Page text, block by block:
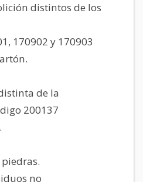
distintos de los
170902 y 170903
de la
200137
piedras.
no